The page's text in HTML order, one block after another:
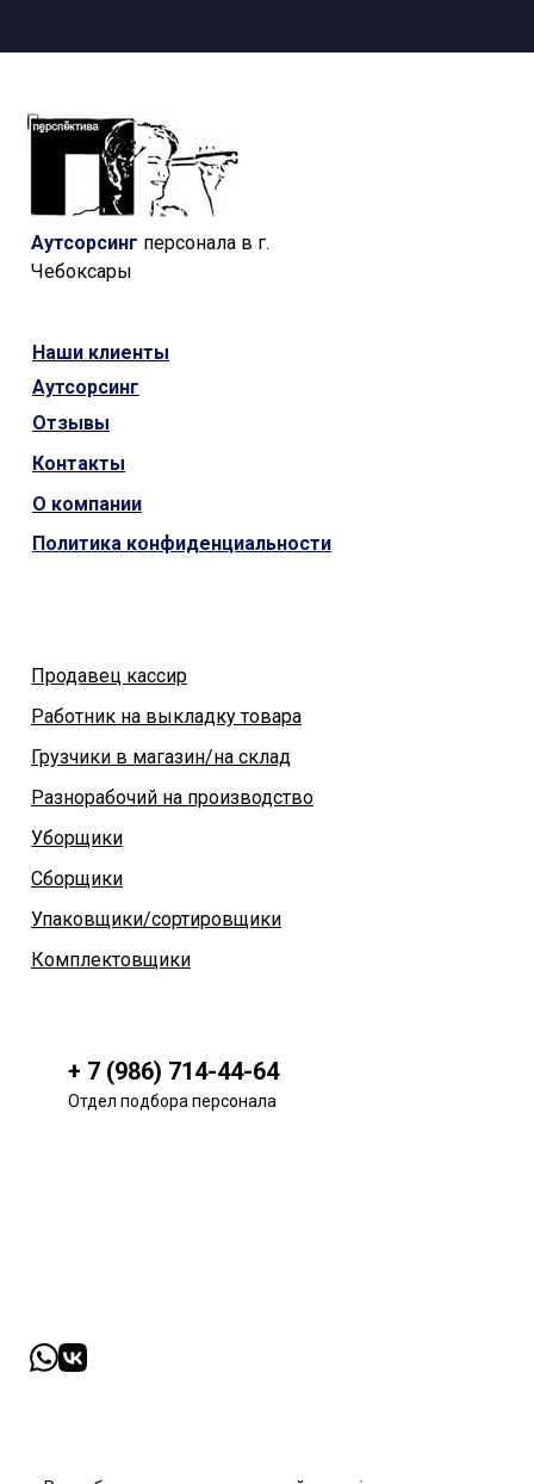
Политика конфиденциальности
Комплектовщики
Упаковщики/сортировщики
Сборщики
Уборщики
Разнорабочий на производство
Грузчики в магазин/на склад
Работник на выкладку товара
Продавец кассир
+ 7 (986) 714-44-64
Отдел подбора персонала
О компании
Контакты
Отзывы
Аутсорсинг
Наши клиенты
Аутсорсинг персонала в г.
Чебоксары